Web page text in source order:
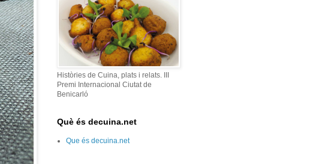
Històries de Cuina, plats i relats. III
Premi Internacional Ciutat de
Benicarló
Què és decuina.net
Que és decuina.net